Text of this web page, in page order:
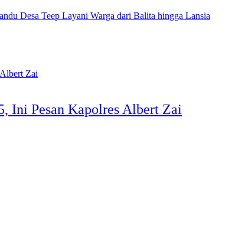
Desa Teep Layani Warga dari Balita hingga Lansia
Ini Pesan Kapolres Albert Zai